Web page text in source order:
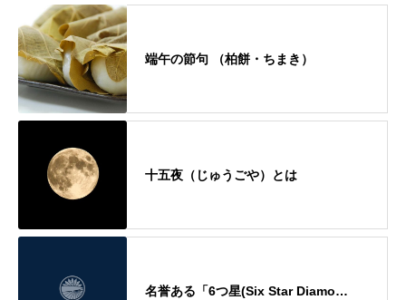
端午の節句 （柏餅・ちまき）
十五夜（じゅうごや）とは
名誉ある「6つ星(Six Star Diamo…